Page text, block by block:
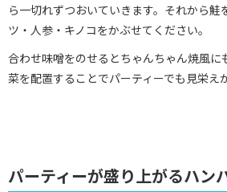
ら一切れずつおいていきます。それから鮭
ツ・人参・キノコをかぶせてください。
合わせ味噌をのせるとちゃんちゃん焼風に
菜を配置することでパーティーでも見栄え
パーティーが盛り上がるハン